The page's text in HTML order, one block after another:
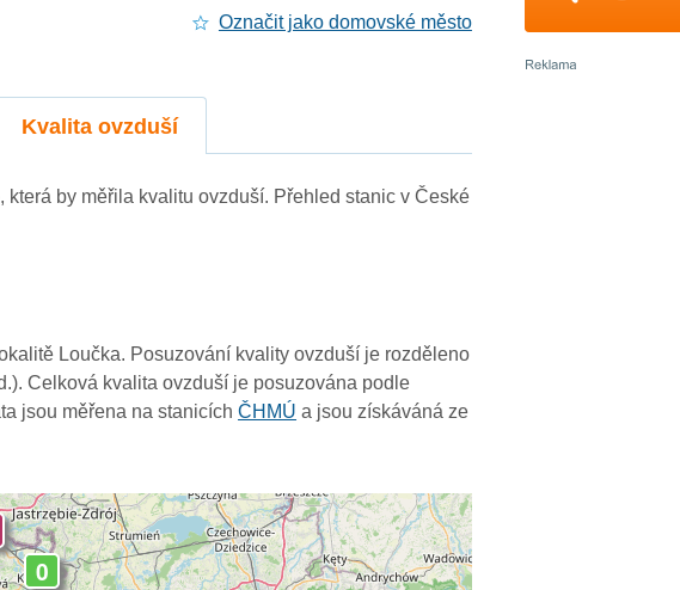
Označit jako domovské město
Kvalita ovzduší
by měřila kvalitu ovzduší. Přehled stanic v České
Loučka. Posuzování kvality ovzduší je rozděleno
Celková kvalita ovzduší je posuzována podle
jsou měřena na stanicíchČHMÚ a jsou získáváná ze
0